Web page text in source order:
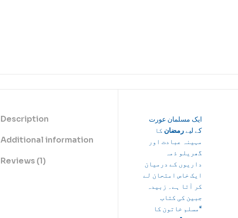
Description
Additional information
Reviews (1)
ایک مسلمان عورت
کے لیےرمضان کا
مہینہ عبادت اور
گھریلو ذمہ
داریوں کے درمیان
ایک خاص امتحان لے
کر آتا ہے۔ زبیدہ
جبین کی کتاب
“مسلم خاتون کا